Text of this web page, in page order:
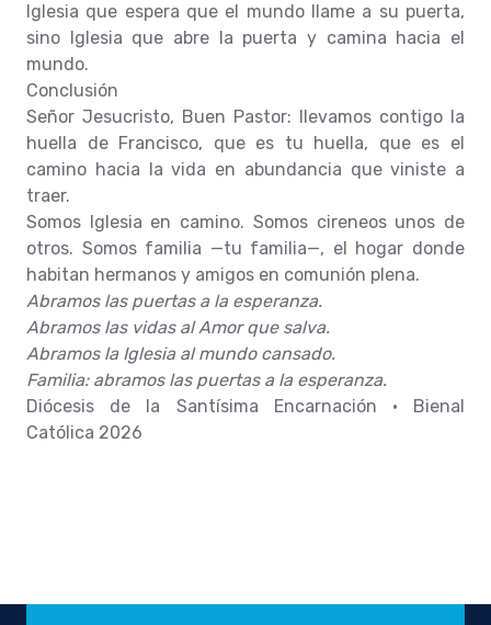
Iglesia que espera que el mundo llame a su puerta,
sino Iglesia que abre la puerta y camina hacia el
mundo.
Conclusión
Señor Jesucristo, Buen Pastor: llevamos contigo la
huella de Francisco, que es tu huella, que es el
camino hacia la vida en abundancia que viniste a
traer.
Somos Iglesia en camino. Somos cireneos unos de
otros. Somos familia —tu familia—, el hogar donde
habitan hermanos y amigos en comunión plena.
Abramos las puertas a la esperanza.
Abramos las vidas al Amor que salva.
Abramos la Iglesia al mundo cansado.
Familia: abramos las puertas a la esperanza.
Diócesis de la Santísima Encarnación • Bienal
Católica 2026